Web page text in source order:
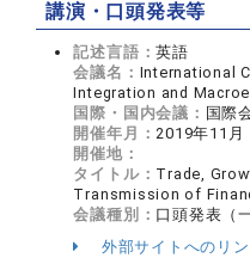
講演・口頭発表等
記述言語：英語
会議名： International
Integration and
国際・国内会議： 国際
開催年月：2019年11月
開催地：
タイトル： Trade,
Transmission of
会議種別： 口頭発表（
外部サイトへのリ